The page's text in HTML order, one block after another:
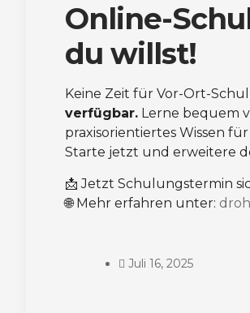
Online-
du willst!
Keine Zeit für Vor-Ort-
verfügbar. Lerne bequem
praxisorientiertes Wissen
Starte jetzt und erweitere
📩 Jetzt Schulungstermin
🌐 Mehr erfahren unter:
Juli 16, 2025